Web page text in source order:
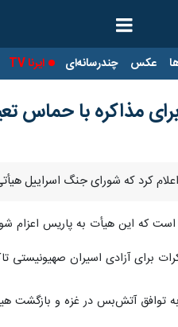
عکس چندرسانه‌ای ایرنا TV
مذاکره با حماس